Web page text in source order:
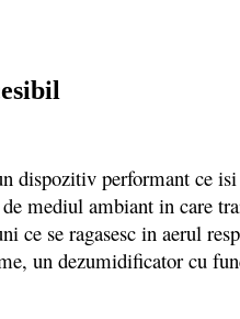
performant ce isi
mediul ambiant in care
ce se ragasesc in aerul
un dezumidificator cu